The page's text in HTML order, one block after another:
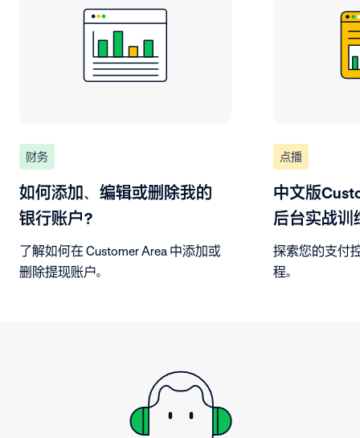
财务
如何添加、编辑或删除我的
银行账户？
了解如何在 Customer Area 中添加或
删除提现账户。
点播
中文版
后台实战训
探索您的支付
程。